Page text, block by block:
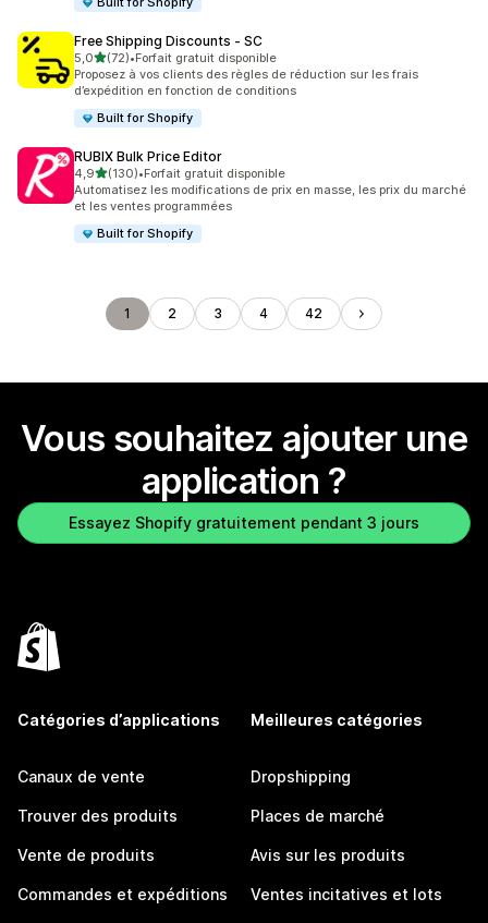
Free Shipping Discounts ‑ SC
5,0étoile(s) sur 5
(72)
72 avis au total
•Forfait gratuit disponible
Proposez à vos clients des règles de réduction sur les frais
d’expédition en fonction de conditions
Built for Shopify
RUBIX Bulk Price Editor
4,9étoile(s) sur 5
(130)
130 avis au total
•Forfait gratuit disponible
Automatisez les modifications de prix en masse, les prix du marché
et les ventes programmées
Built for Shopify
1 2 3 4 42
Vous souhaitez ajouter une
application ?
Essayez Shopify gratuitement pendant 3 jours
Catégories d’applications
Canaux de vente
Trouver des produits
Vente de produits
Commandes et expéditions
Meilleures catégories
Dropshipping
Places de marché
Avis sur les produits
Ventes incitatives et lots